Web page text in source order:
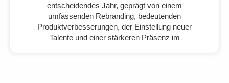
entscheidendes Jahr, geprägt von einem
umfassenden Rebranding, bedeutenden
Produktverbesserungen, der Einstellung neuer
Talente und einer stärkeren Präsenz im